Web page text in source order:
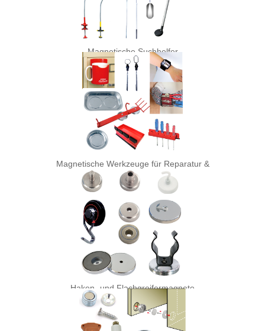
Magnetische Suchhelfer
Magnetische Werkzeuge für Reparatur &
Shop
Haken- und Flachgreifermagnete